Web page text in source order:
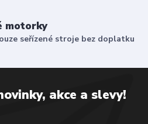
motorky
seřízené stroje bez doplatku
akce a slevy!